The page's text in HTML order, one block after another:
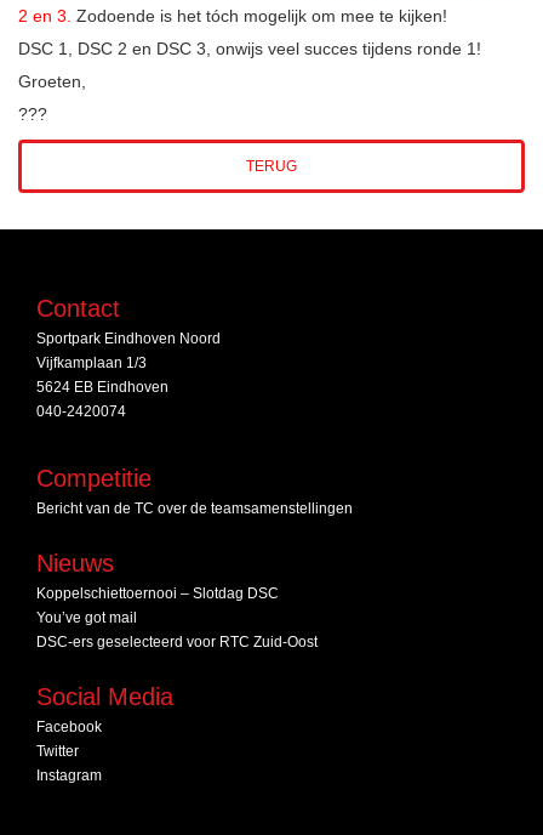
2 en 3. Zodoende is het tóch mogelijk om mee te kijken!
DSC 1, DSC 2 en DSC 3, onwijs veel succes tijdens ronde 1!
Groeten,
???
TERUG
Contact
Sportpark Eindhoven Noord
Vijfkamplaan 1/3
5624 EB Eindhoven
040-2420074
Competitie
Bericht van de TC over de teamsamenstellingen
Nieuws
Koppelschiettoernooi – Slotdag DSC
You’ve got mail
DSC‑ers geselecteerd voor RTC Zuid‑Oost
Social Media
Facebook
Twitter
Instagram